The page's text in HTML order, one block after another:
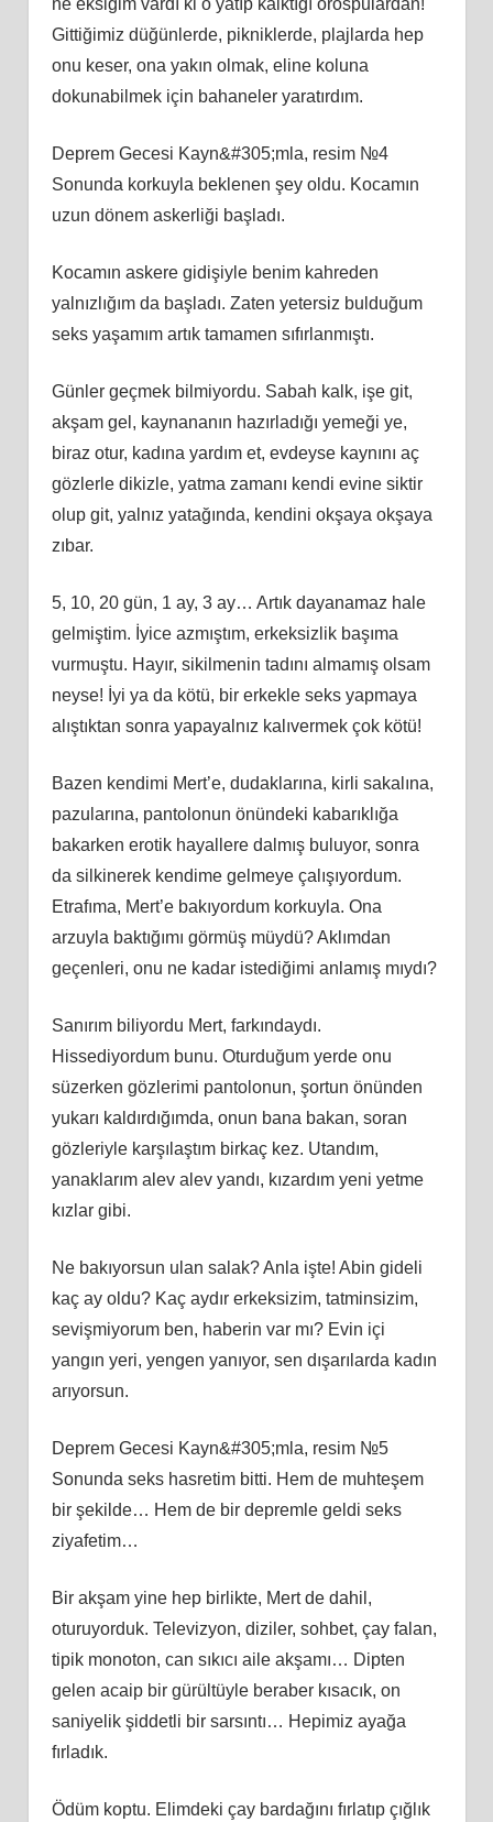
Gittiğimiz düğünlerde, pikniklerde, plajlarda hep
onu keser, ona yakın olmak, eline koluna
dokunabilmek için bahaneler yaratırdım.
Deprem Gecesi Kayn&#305;mla, resim №4
Sonunda korkuyla beklenen şey oldu. Kocamın
uzun dönem askerliği başladı.
Kocamın askere gidişiyle benim kahreden
yalnızlığım da başladı. Zaten yetersiz bulduğum
seks yaşamım artık tamamen sıfırlanmıştı.
Günler geçmek bilmiyordu. Sabah kalk, işe git,
akşam gel, kaynananın hazırladığı yemeği ye,
biraz otur, kadına yardım et, evdeyse kaynını aç
gözlerle dikizle, yatma zamanı kendi evine siktir
olup git, yalnız yatağında, kendini okşaya okşaya
zıbar.
5, 10, 20 gün, 1 ay, 3 ay… Artık dayanamaz hale
gelmiştim. İyice azmıştım, erkeksizlik başıma
vurmuştu. Hayır, sikilmenin tadını almamış olsam
neyse! İyi ya da kötü, bir erkekle seks yapmaya
alıştıktan sonra yapayalnız kalıvermek çok kötü!
Bazen kendimi Mert’e, dudaklarına, kirli sakalına,
pazularına, pantolonun önündeki kabarıklığa
bakarken erotik hayallere dalmış buluyor, sonra
da silkinerek kendime gelmeye çalışıyordum.
Etrafıma, Mert’e bakıyordum korkuyla. Ona
arzuyla baktığımı görmüş müydü? Aklımdan
geçenleri, onu ne kadar istediğimi anlamış mıydı?
Sanırım biliyordu Mert, farkındaydı.
Hissediyordum bunu. Oturduğum yerde onu
süzerken gözlerimi pantolonun, şortun önünden
yukarı kaldırdığımda, onun bana bakan, soran
gözleriyle karşılaştım birkaç kez. Utandım,
yanaklarım alev alev yandı, kızardım yeni yetme
kızlar gibi.
Ne bakıyorsun ulan salak? Anla işte! Abin gideli
kaç ay oldu? Kaç aydır erkeksizim, tatminsizim,
sevişmiyorum ben, haberin var mı? Evin içi
yangın yeri, yengen yanıyor, sen dışarılarda kadın
arıyorsun.
Deprem Gecesi Kayn&#305;mla, resim №5
Sonunda seks hasretim bitti. Hem de muhteşem
bir şekilde… Hem de bir depremle geldi seks
ziyafetim…
Bir akşam yine hep birlikte, Mert de dahil,
oturuyorduk. Televizyon, diziler, sohbet, çay falan,
tipik monoton, can sıkıcı aile akşamı… Dipten
gelen acaip bir gürültüyle beraber kısacık, on
saniyelik şiddetli bir sarsıntı… Hepimiz ayağa
fırladık.
Ödüm koptu. Elimdeki çay bardağını fırlatıp çığlık